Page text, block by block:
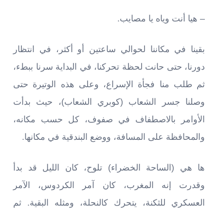
– هيا أنت وياه يا مصايب.
بقينا في مكاننا لحوالي ساعتين أو أكثر، في انتظار
دورنا، حتى حانت لحظة تحركنا، في البداية سرنا ببطء،
ثم طلب منا فجأة الإسراع، وعلى هذه الوتيرة حتى
وصلنا جسر الشعاب (كوبري الشعاب)، حيث بدأت
الأوامر بالاصطفاف في صفوف، كل حسب مكانه،
والمحافظة على المسافة، ووضع البندقية في مكانها.
ها هي (الساحة الخضراء) تلوح، كان الليل قد بدأ
وقدرت إنه المغرب، كان آمر الكردوس، الآمر
العسكري للثكنة، يتحرك كالنحلة، ومثله البقية. ثم